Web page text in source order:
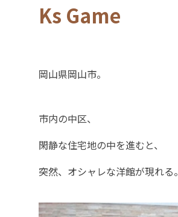
Ks Game
岡山県岡山市。
市内の中区、
閑静な住宅地の中を進むと、
突然、オシャレな洋館が現れる。